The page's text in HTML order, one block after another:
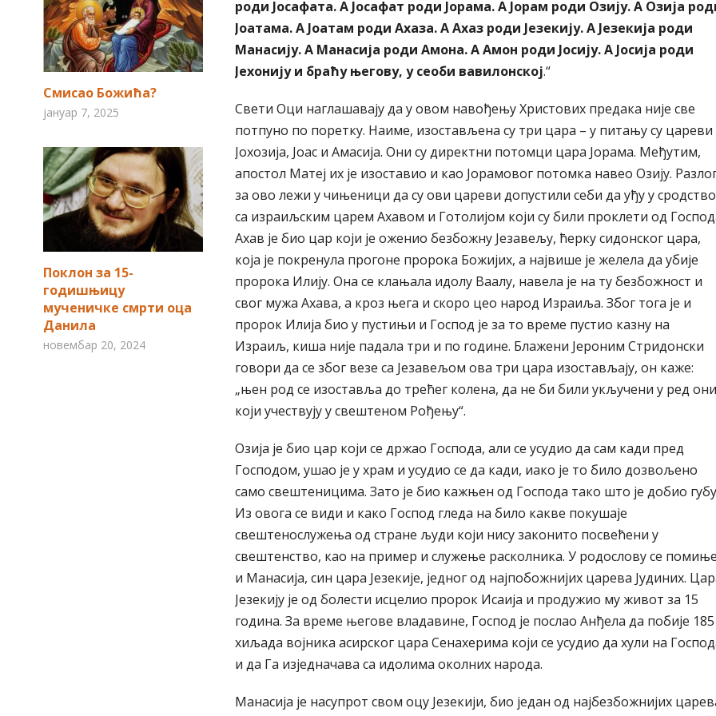
Смисао Божића?
јануар 7, 2025
Поклон за 15-
годишњицу
мученичке смрти оца
Данила
новембар 20, 2024
роди Јосафата. А Јосафат роди Јорама. А Јорам роди Озију. А Озија
Јоатама. А Јоатам роди Ахаза. А Ахаз роди Језекију. А Језекија роди
Манасију. А Манасија роди Амона. А Амон роди Јосију.А Јосија роди
Јехонију и браћу његову, у сеоби вавилонској.“
Свети Оци наглашавају да у овом навођењу Христових предака није све
потпуно по поретку. Наиме, изостављена су три цара – у питању су цареви
Јохозија, Јоас и Амасија. Они су директни потомци цара Јорама. Међутим,
апостол Матеј их је изоставио и као Јорамовог потомка навео Озију.
за ово лежи у чињеници да су ови цареви допустили себи да уђу у сродство
са израиљским царем Ахавом и Готолијом који су били проклети од
Ахав је био цар који је оженио безбожну Језавељу, ћерку сидонског цара,
која је покренула прогоне пророка Божијих, а највише је желела да убије
пророка Илију. Она се клањала идолу Ваалу, навела је на ту безбожност и
свог мужа Ахава, а кроз њега и скоро цео народ Израиља. Због тога је и
пророк Илија био у пустињи и Господ је за то време пустио казну на
Израиљ, киша није падала три и по године. Блажени Јероним Стридонски
говори да се због везе са Језавељом ова три цара изостављају, он каже:
„њен род се изоставља до трећег колена, да не би били укључени у ред
који учествују у свештеном Рођењу“.
Озија је био цар који се држао Господа, али се усудио да сам кади пред
Господом, ушао је у храм и усудио се да кади, иако је то било дозвољено
само свештеницима. Зато је био кажњен од Господа тако што је добио
Из овога се види и како Господ гледа на било какве покушаје
свештенослужења од стране људи који нису законито посвећени у
свештенство, као на пример и служење расколника. У родослову се помиње
и Манасија, син цара Језекије, једног од најпобожнијих царева Јудиних.
Језекију је од болести исцелио пророк Исаија и продужио му живот за 15
година. За време његове владавине, Господ је послао Анђела да побије 185
хиљада војника асирског цара Сенахерима који се усудио да хули на
и да Га изједначава са идолима околних народа.
Манасија је насупрот свом оцу Језекији, био један од најбезбожнијих